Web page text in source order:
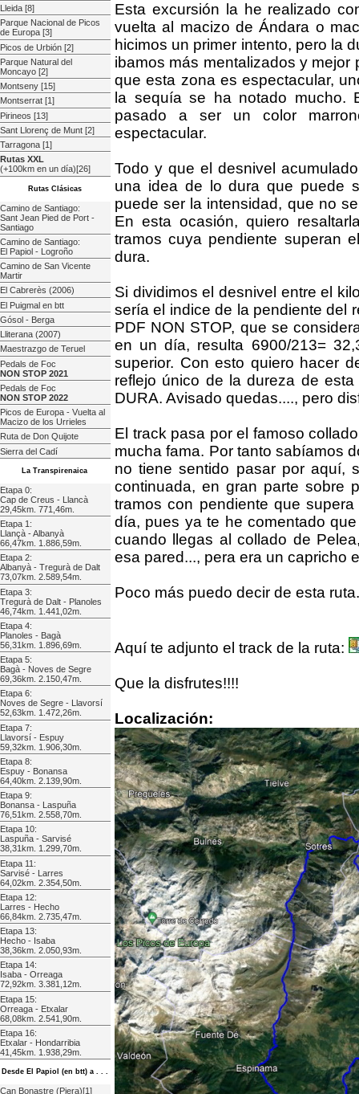
Lleida [8]
Parque Nacional de Picos
de Europa [3]
Picos de Urbión [2]
Parque Natural del
Moncayo [2]
Montseny [15]
Montserrat [1]
Pirineos [13]
Sant Llorenç de Munt [2]
Tarragona [1]
Rutas XXL
(+100km en un día)[26]
Rutas Clásicas
Camino de Santiago:
Sant Jean Pied de Port -
Santiago
Camino de Santiago:
El Papiol - Logroño
Camino de San Vicente
Martir
El Cabrerès (2006)
El Puigmal en btt
Gósol - Berga
Lliterana (2007)
Maestrazgo de Teruel
Pedals de Foc
NON STOP 2021
Pedals de Foc
NON STOP 2022
Picos de Europa - Vuelta al
Macizo de los Urrieles
Ruta de Don Quijote
Sierra del Cadí
La Transpirenaica
Etapa 0:
Cap de Creus - Llancà
29,45km. 771,46m.
Etapa 1:
Llançà - Albanyà
66,47km. 1.886,59m.
Etapa 2:
Albanyà - Tregurà de Dalt
73,07km. 2.589,54m.
Etapa 3:
Tregurà de Dalt - Planoles
46,74km. 1.441,02m.
Etapa 4:
Planoles - Bagà
56,31km. 1.896,69m.
Etapa 5:
Bagà - Noves de Segre
69,36km. 2.150,47m.
Etapa 6:
Noves de Segre - Llavorsí
52,63km. 1.472,26m.
Etapa 7:
Llavorsí - Espuy
59,32km. 1.906,30m.
Etapa 8:
Espuy - Bonansa
64,40km. 2.139,90m.
Etapa 9:
Bonansa - Laspuña
76,51km. 2.558,70m.
Etapa 10:
Laspuña - Sarvisé
38,31km. 1.299,70m.
Etapa 11:
Sarvisé - Larres
64,02km. 2.354,50m.
Etapa 12:
Larres - Hecho
66,84km. 2.735,47m.
Etapa 13:
Hecho - Isaba
38,36km. 2.050,93m.
Etapa 14:
Isaba - Orreaga
72,92km. 3.381,12m.
Etapa 15:
Orreaga - Etxalar
68,08km. 2.541,90m.
Etapa 16:
Etxalar - Hondarribia
41,45km. 1.938,29m.
Desde El Papiol (en btt) a . . .
Can Bonastre (Piera)[1]
Esta excursión la he realizado
vuelta al macizo de Ándara o
hicimos un primer intento, pero la
ibamos más mentalizados y
que esta zona es espectacular,
la sequía se ha notado mucho.
pasado a ser un color
espectacular.
Todo y que el desnivel
una idea de lo dura que puede
puede ser la intensidad, que no
En esta ocasión, quiero
tramos cuya pendiente superan
dura.
Si dividimos el desnivel entre el
sería el indice de la pendiente del
PDF NON STOP, que se
en un día, resulta 6900/213=
superior. Con esto quiero hacer
reflejo único de la dureza de
DURA. Avisado quedas...., pero
El track pasa por el famoso
mucha fama. Por tanto sabíamos
no tiene sentido pasar por aquí,
continuada, en gran parte sobre
tramos con pendiente que
día, pues ya te he comentado
cuando llegas al collado de
esa pared..., pera era un capricho
Poco más puedo decir de esta
Aquí te adjunto el track de la ruta:
Que la disfrutes!!!!
Localización: